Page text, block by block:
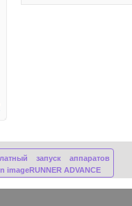
запуск аппаратов
imageRUNNER ADVANCE